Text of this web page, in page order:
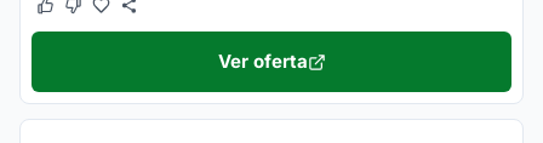
Este cupom funcionou
Este cupom não funcionou
Ver oferta